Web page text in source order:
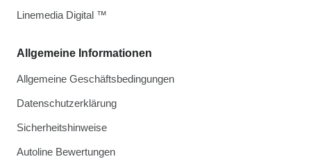
Allgemeine Informationen
Allgemeine Geschäftsbedingungen
Datenschutzerklärung
Sicherheitshinweise
Autoline Bewertungen
Linemedia Digital ™